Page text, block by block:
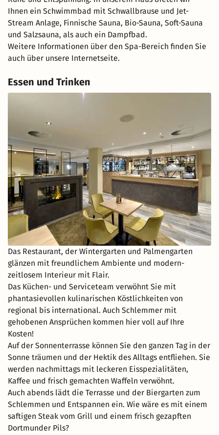
Ihnen ein Schwimmbad mit Schwallbrause und Jet-
Stream Anlage, Finnische Sauna, Bio-Sauna, Soft-Sauna
und Salzsauna, als auch ein Dampfbad.
Weitere Informationen über den Spa-Bereich finden Sie
auch über unsere Internetseite.
Essen und Trinken
Das Restaurant, der Wintergarten und Palmengarten
glänzen mit freundlichem Ambiente und modern-
zeitlosem Interieur mit Flair.
Das Küchen- und Serviceteam verwöhnt Sie mit
phantasievollen kulinarischen Köstlichkeiten von
regional bis international. Auch Schlemmer mit
gehobenen Ansprüchen kommen hier voll auf Ihre
Kosten!
Auf der Sonnenterrasse können Sie den ganzen Tag in der
Sonne träumen und der Hektik des Alltags entfliehen. Sie
werden nachmittags mit leckeren Eisspezialitäten,
Kaffee und frisch gemachten Waffeln verwöhnt.
Auch abends lädt die Terrasse und der Biergarten zum
Schlemmen und Entspannen ein. Wie wäre es mit einem
saftigen Steak vom Grill und einem frisch gezapften
Dortmunder Pils?